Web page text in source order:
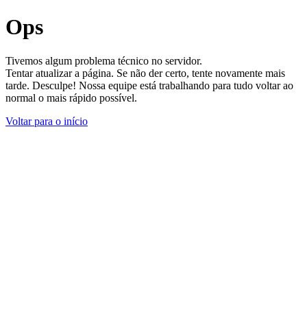
Ops
Tivemos algum problema técnico no servidor.
Tentar atualizar a página. Se não der certo, tente novamente mais
tarde. Desculpe! Nossa equipe está trabalhando para tudo voltar ao
normal o mais rápido possível.
Voltar para o início